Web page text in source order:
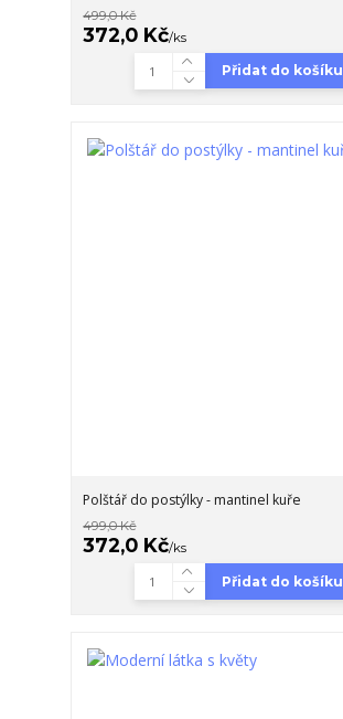
499,0 Kč
372,0 Kč/ks
Přidat do košíku
Polštář do postýlky - mantinel kuře
499,0 Kč
372,0 Kč/ks
Přidat do košíku